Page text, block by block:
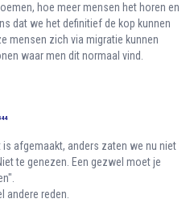
hoe meer mensen het horen en
dat we het definitief de kop kunnen
mensen zich via migratie kunnen
waar men dit normaal vind.
afgemaakt, anders zaten we nu niet
te genezen. Een gezwel moet je
andere reden.